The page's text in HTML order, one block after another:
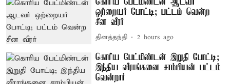
ஒற்றையர் போட்டி; பட்டம் வென்ற
சீன வீரர்
தினத்தந்தி 2 hours ago
கொரிய பேட்மிண்டன் இறுதி போட்டி;
இந்திய வீராங்கனை சாம்பியன் பட்டம்
வென்றார்